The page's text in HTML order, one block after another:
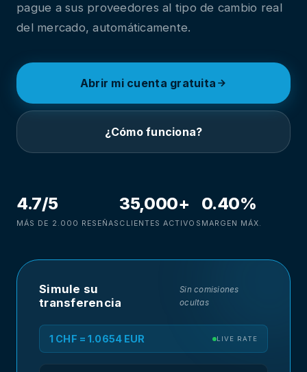
pague a sus proveedores al tipo de cambio real
del mercado, automáticamente.
Abrir mi cuenta gratuita
¿Cómo funciona?
4.7/5
MÁS DE 2.000 RESEÑAS
35,000+
CLIENTES ACTIVOS
0.40%
MARGEN MÁX.
Simule su
transferencia
Sin comisiones
ocultas
1 CHF = 1.0654 EUR LIVE RATE